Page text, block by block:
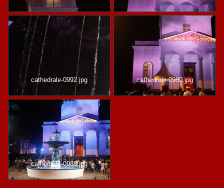
cathedrale-0992.jpg cathedrale-0980.jpg
cathedrale-0988.jpg